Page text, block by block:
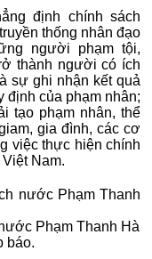
định chính sách
thống nhân đạo
người phạm tội,
thành người có ích
sự ghi nhận kết quả
định của phạm nhân;
tạo phạm nhân, thể
gia đình, các cơ
việc thực hiện chính
Nam.
Phạm Thanh Hà
báo.